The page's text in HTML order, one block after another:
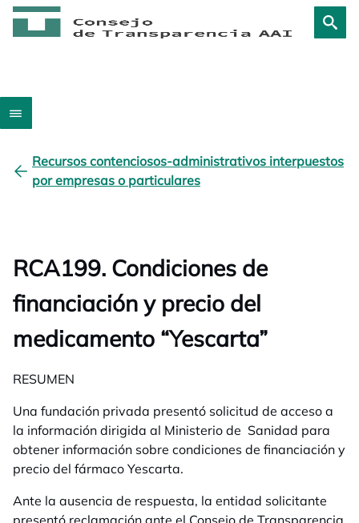
Recursos contenciosos-administrativos interpuestos
por empresas o particulares
RCA199. Condiciones de
financiación y precio del
medicamento “Yescarta”
RESUMEN
Una fundación privada presentó solicitud de acceso a
la información dirigida al Ministerio de Sanidad para
obtener información sobre condiciones de financiación y
precio del fármaco Yescarta.
Ante la ausencia de respuesta, la entidad solicitante
presentó reclamación ante el Consejo de Transparencia